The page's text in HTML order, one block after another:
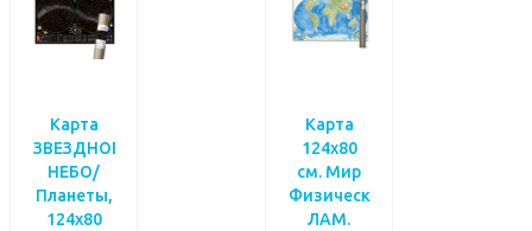
Карта
ЗВЕЗДНОЕ
НЕБО/
Планеты,
124х80
Карта
124х80
см. Мир
Физический.
ЛАМ.